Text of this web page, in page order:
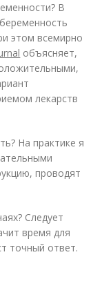
В
этом всемирно
объясняет,
лекарств
На практике я
проводят
Следует
время для
точный ответ.